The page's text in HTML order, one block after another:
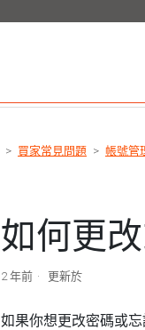
買家常見問題 帳號管
如何更
2 年前 更新於
如果你想更改密碼或